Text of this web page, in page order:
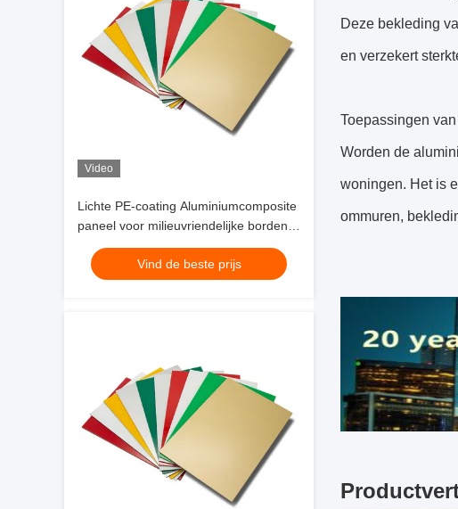
Video
Lichte PE-coating Aluminiumcomposite
paneel voor milieuvriendelijke borden,
winkelvoorziening, interieurversiering
Vind de beste prijs
Deze bekleding
en verzekert
Toepassingen
Worden de
woningen. Het is
ommuren,